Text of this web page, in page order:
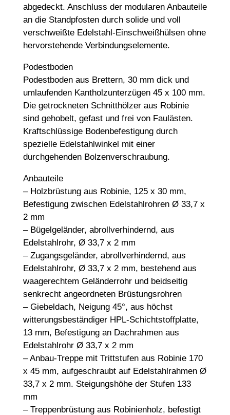
abgedeckt. Anschluss der modularen Anbauteile
an die Standpfosten durch solide und voll
verschweißte Edelstahl-Einschweißhülsen ohne
hervorstehende Verbindungselemente.
Podestboden
Podestboden aus Brettern, 30 mm dick und
umlaufenden Kantholzunterzügen 45 x 100 mm.
Die getrockneten Schnitthölzer aus Robinie
sind gehobelt, gefast und frei von Faulästen.
Kraftschlüssige Bodenbefestigung durch
spezielle Edelstahlwinkel mit einer
durchgehenden Bolzenverschraubung.
Anbauteile
– Holzbrüstung aus Robinie, 125 x 30 mm,
Befestigung zwischen Edelstahlrohren Ø 33,7 x
2 mm
– Bügelgeländer, abrollverhindernd, aus
Edelstahlrohr, Ø 33,7 x 2 mm
– Zugangsgeländer, abrollverhindernd, aus
Edelstahlrohr, Ø 33,7 x 2 mm, bestehend aus
waagerechtem Geländerrohr und beidseitig
senkrecht angeordneten Brüstungsrohren
– Giebeldach, Neigung 45°, aus höchst
witterungsbeständiger HPL-Schichtstoffplatte,
13 mm, Befestigung an Dachrahmen aus
Edelstahlrohr Ø 33,7 x 2 mm
– Anbau-Treppe mit Trittstufen aus Robinie 170
x 45 mm, aufgeschraubt auf Edelstahlrahmen Ø
33,7 x 2 mm. Steigungshöhe der Stufen 133
mm
– Treppenbrüstung aus Robinienholz, befestigt